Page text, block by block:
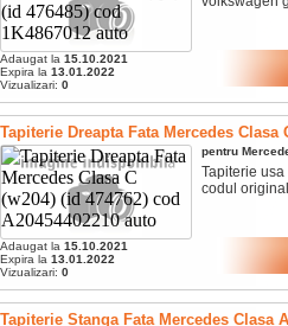
Adaugat la 15.10.2021
Expira la 13.01.2022
Vizualizari: 0
Tapiterie Dreapta Fata Mercedes Clasa
Adaugat la 15.10.2021
Expira la 13.01.2022
Vizualizari: 0
pentru
Tapiterie
codul
Tapiterie Stanga Fata Mercedes Clasa